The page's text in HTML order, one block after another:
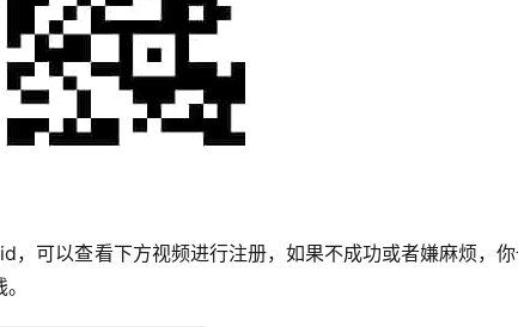
，可以查看下方视频进行注册，如果不成功或者嫌麻烦，